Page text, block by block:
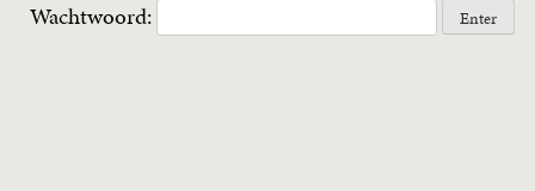
Wachtwoord: